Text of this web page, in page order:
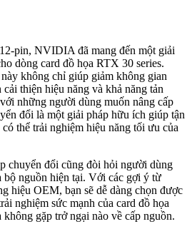
pin, NVIDIA đã mang đến một giải
dòng card đồ họa RTX 30 series.
không chỉ giúp giảm không gian
thiện hiệu năng và khả năng tản
những người dùng muốn nâng cấp
đổi là một giải pháp hữu ích giúp tận
thể trải nghiệm hiệu năng tối ưu của
chuyển đổi cũng đòi hỏi người dùng
bộ nguồn hiện tại. Với các gợi ý từ
hiệu OEM, bạn sẽ dễ dàng chọn được
nghiệm sức mạnh của card đồ họa
gặp trở ngại nào về cấp nguồn.